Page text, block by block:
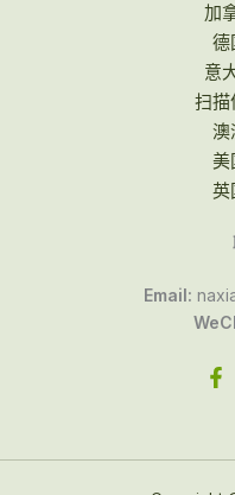
加
德
意
扫描
澳
美
英
Email: